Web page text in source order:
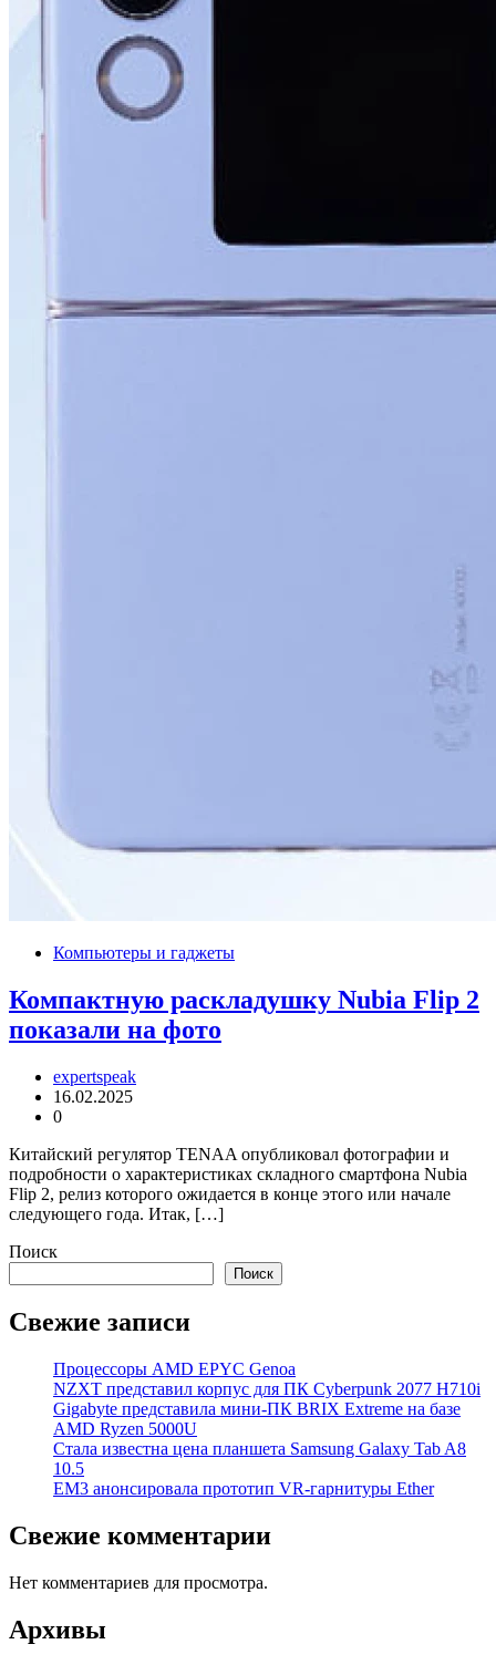
Компьютеры и гаджеты
Компактную раскладушку Nubia Flip 2
показали на фото
expertspeak
16.02.2025
0
Китайский регулятор TENAA опубликовал фотографии и
подробности о характеристиках складного смартфона Nubia
Flip 2, релиз которого ожидается в конце этого или начале
следующего года. Итак, […]
Поиск
Поиск
Свежие записи
Процессоры AMD EPYC Genoa
NZXT представил корпус для ПК Cyberpunk 2077 H710i
Gigabyte представила мини-ПК BRIX Extreme на базе
AMD Ryzen 5000U
Стала известна цена планшета Samsung Galaxy Tab A8
10.5
EM3 анонсировала прототип VR-гарнитуры Ether
Свежие комментарии
Нет комментариев для просмотра.
Архивы